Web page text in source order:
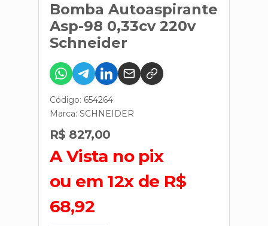
Bomba Autoaspirante
Asp-98 0,33cv 220v
Schneider
Código: 654264
Marca: SCHNEIDER
R$ 827,00
A Vista no pix
ou em 12x de R$
68,92